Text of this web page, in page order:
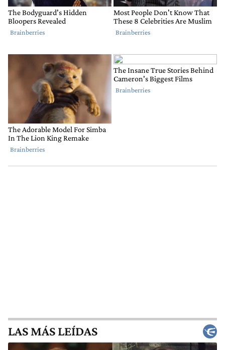
LAS MÁS LEÍDAS